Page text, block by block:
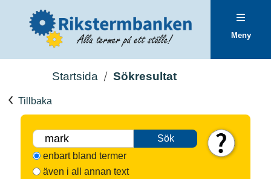
Meny
Startsida Sökresultat
Tillbaka
Sök
enbart bland termer
även i all annan text